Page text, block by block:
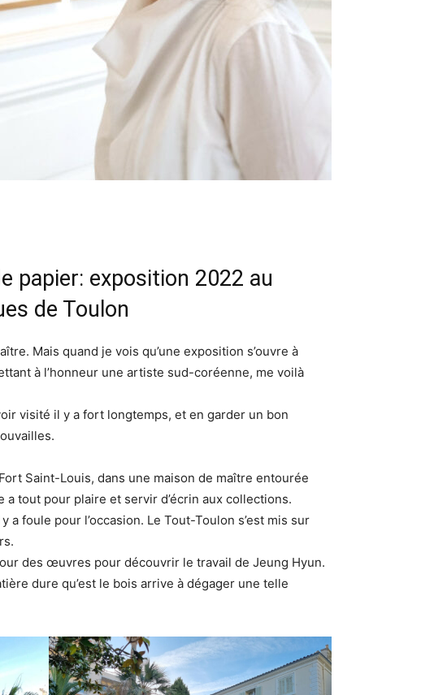
papier: exposition 2022 au
de Toulon
Mais quand je vois qu’une exposition s’ouvre à
à l’honneur une artiste sud-coréenne, me voilà
visité il y a fort longtemps, et en garder un bon
Saint-Louis, dans une maison de maître entourée
a tout pour plaire et servir d’écrin aux collections.
foule pour l’occasion. Le Tout-Toulon s’est mis sur
des œuvres pour découvrir le travail de Jeung Hyun.
dure qu’est le bois arrive à dégager une telle